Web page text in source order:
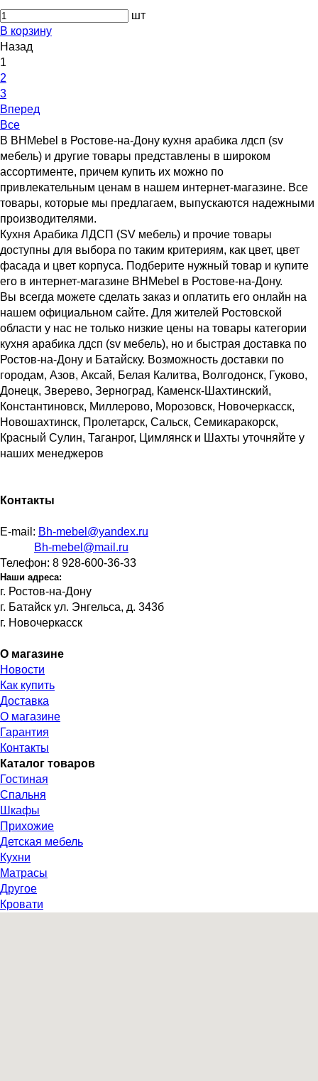
шт
В корзину
Назад
1
2
3
Вперед
Все
В BHMebel в Ростове-на-Дону кухня арабика лдсп (sv
мебель) и другие товары представлены в широком
ассортименте, причем купить их можно по
привлекательным ценам в нашем интернет-магазине. Все
товары, которые мы предлагаем, выпускаются надежными
производителями.
Кухня Арабика ЛДСП (SV мебель) и прочие товары
доступны для выбора по таким критериям, как цвет, цвет
фасада и цвет корпуса. Подберите нужный товар и купите
его в интернет-магазине BHMebel в Ростове-на-Дону.
Вы всегда можете сделать заказ и оплатить его онлайн на
нашем официальном сайте. Для жителей Ростовской
области у нас не только низкие цены на товары категории
кухня арабика лдсп (sv мебель), но и быстрая доставка по
Ростов-на-Дону и Батайску. Возможность доставки по
городам, Азов, Аксай, Белая Калитва, Волгодонск, Гуково,
Донецк, Зверево, Зерноград, Каменск-Шахтинский,
Константиновск, Миллерово, Морозовск, Новочеркасск,
Новошахтинск, Пролетарск, Сальск, Семикаракорск,
Красный Сулин, Таганрог, Цимлянск и Шахты уточняйте у
наших менеджеров
Контакты
E-mail: Bh-mebel@yandex.ru
Bh-mebel@mail.ru
Телефон: 8 928-600-36-33
Наши адреса:
г. Ростов-на-Дону
г. Батайск ул. Энгельса, д. 343б
г. Новочеркасск
О магазине
Новости
Как купить
Доставка
О магазине
Гарантия
Контакты
Каталог товаров
Гостиная
Спальня
Шкафы
Прихожие
Детская мебель
Кухни
Матрасы
Другое
Кровати